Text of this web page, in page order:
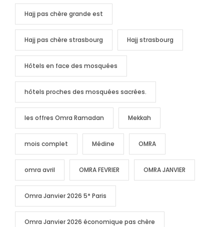
Hajj pas chère grande est
Hajj pas chère strasbourg Hajj strasbourg
Hôtels en face des mosquées
hôtels proches des mosquées sacrées.
les offres Omra Ramadan Mekkah
mois complet Médine OMRA
omra avril OMRA FEVRIER OMRA JANVIER
Omra Janvier 2026 5* Paris
Omra Janvier 2026 économique pas chère